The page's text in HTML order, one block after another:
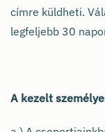
címre küldheti.
legfeljebb 30
A kezelt